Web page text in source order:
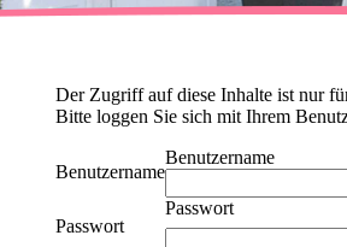
Der Zugriff auf diese Inhalte ist nur
Bitte loggen Sie sich mit Ihrem
Benutzername
Benutzername
Passwort
Passwort